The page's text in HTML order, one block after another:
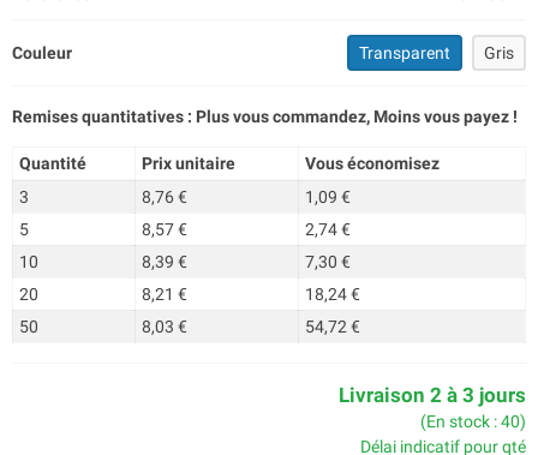
Couleur Transparent Gris
Remises quantitatives : Plus vous commandez, Moins vous payez !
Quantité Prix unitaire
Vous économisez
3
8,76 €
1,09 €
5
8,57 €
2,74 €
10
8,39 €
7,30 €
20
8,21 €
18,24 €
50
8,03 € 54,72 €
Livraison 2 à 3 jours
(En stock : 40)
Délai indicatif pour qté